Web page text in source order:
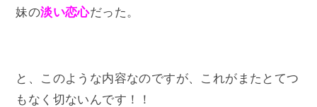
妹の淡い恋心だった。
と、このような内容なのですが、これがまたとてつ
もなく切ないんです！！